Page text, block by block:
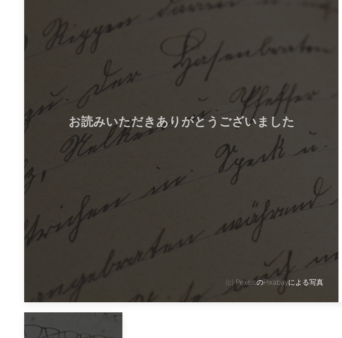
お読みいただきありがとうございました
(c) PexelsのPixabayによる写真